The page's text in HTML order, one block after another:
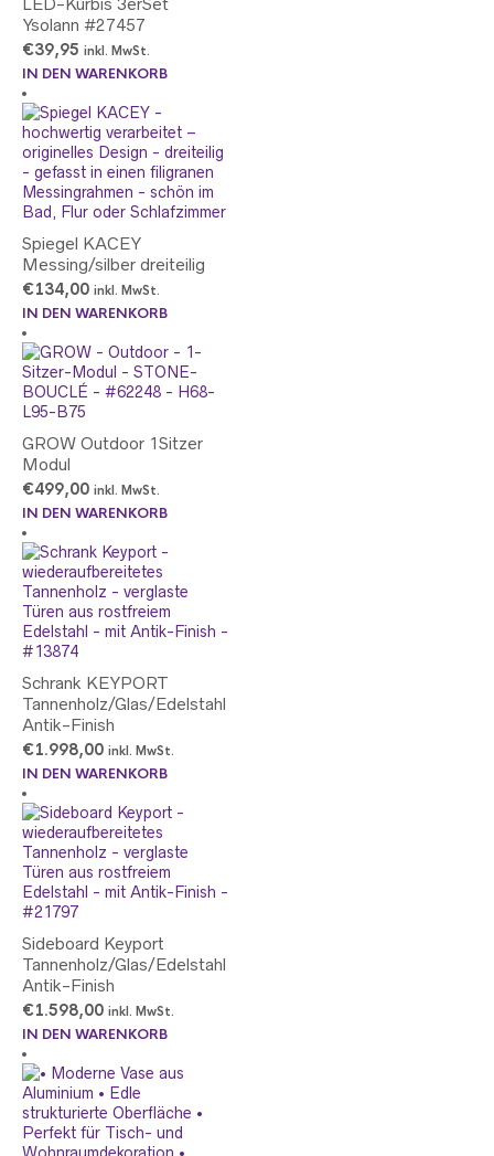
LED-Kürbis 3erSet
Ysolann #27457
€39,95 inkl. MwSt.
IN DEN WARENKORB
Spiegel KACEY
Messing/silber dreiteilig
€134,00 inkl. MwSt.
IN DEN WARENKORB
GROW Outdoor 1Sitzer
Modul
€499,00 inkl. MwSt.
IN DEN WARENKORB
Schrank KEYPORT
Tannenholz/Glas/Edelstahl
Antik-Finish
€1.998,00 inkl. MwSt.
IN DEN WARENKORB
Sideboard Keyport
Tannenholz/Glas/Edelstahl
Antik-Finish
€1.598,00 inkl. MwSt.
IN DEN WARENKORB